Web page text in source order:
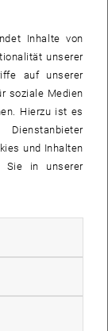
wurden
Inhalte von
unserer
auf unserer
soziale Medien
Hierzu ist es
und Inhalten
Sie in unserer
zulassen
zulassen